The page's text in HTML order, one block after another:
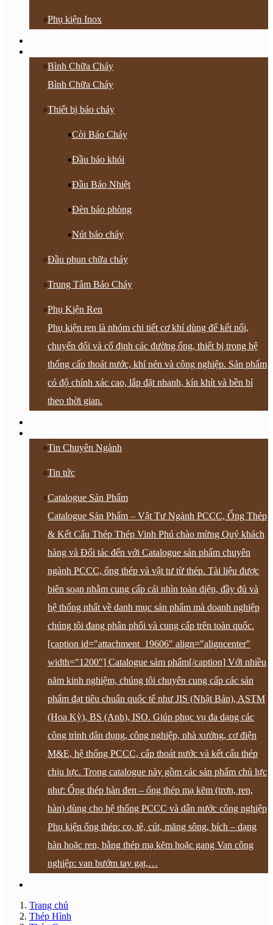
Phụ kiện Inox
Bình Chữa Cháy
Bình Chữa Cháy
Thiết bị báo cháy
Còi Báo Cháy
Đầu báo khói
Đầu Báo Nhiệt
Đèn báo phòng
Nút báo cháy
Đầu phun chữa cháy
Trung Tâm Báo Cháy
Phụ Kiện Ren
Phụ kiện ren là nhóm chi tiết cơ khí dùng để kết nối,
chuyển đổi và cố định các đường ống, thiết bị trong hệ
thống cấp thoát nước, khí nén và công nghiệp. Sản phẩm
có độ chính xác cao, lắp đặt nhanh, kín khít và bền bỉ
theo thời gian.
Tin Chuyên Ngành
Tin tức
Catalogue Sản Phẩm
Catalogue Sản Phẩm – Vật Tư Ngành PCCC, Ống Thép
& Kết Cấu Thép Thép Vinh Phú chào mừng Quý khách
hàng và Đối tác đến với Catalogue sản phẩm chuyên
ngành PCCC, ống thép và vật tư từ thép. Tài liệu được
biên soạn nhằm cung cấp cái nhìn toàn diện, đầy đủ và
hệ thống nhất về danh mục sản phẩm mà doanh nghiệp
chúng tôi đang phân phối và cung cấp trên toàn quốc.
[caption id="attachment_19606" align="aligncenter"
width="1200"] Catalogue sảm phẩm[/caption] Với nhiều
năm kinh nghiệm, chúng tôi chuyên cung cấp các sản
phẩm đạt tiêu chuẩn quốc tế như JIS (Nhật Bản), ASTM
(Hoa Kỳ), BS (Anh), ISO. Giúp phục vụ đa dạng các
công trình dân dụng, công nghiệp, nhà xưởng, cơ điện
M&E, hệ thống PCCC, cấp thoát nước và kết cấu thép
chịu lực. Trong catalogue này gồm các sản phẩm chủ lực
như: Ống thép hàn đen – ống thép mạ kẽm (trơn, ren,
hàn) dùng cho hệ thống PCCC và dẫn nước công nghiệp
Phụ kiện ống thép: co, tê, cút, măng sông, bích – dạng
hàn hoặc ren, bằng thép mạ kẽm hoặc gang Van công
nghiệp: van bướm tay gạt,…
Trang chủ
Thép Hình